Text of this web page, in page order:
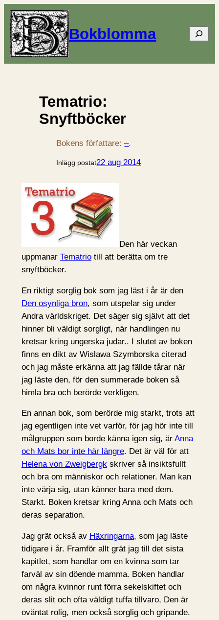
Bokblomma Sök
Tematrio:
Snyftböcker
Bokens författare:–.
Inlägg postat22 aug 2014
Den här veckan
uppmanar Tematriotill att berätta om tre
snyftböcker.
En riktigt sorglig bok som jag läst i år är den
Den osynliga bron, som utspelar sig under
Andra världskriget. Det säger sig självt att det
hinner bli väldigt sorgligt, när handlingen nu
kretsar kring ungerska judar.. I slutet av boken
finns en dikt av Wislawa Szymborska citerad
och jag måste erkänna att jag fällde tårar när
jag läste den, för den summerade boken så
himla bra och berörde verkligen.
En annan bok, som berörde mig starkt, trots att
jag egentligen inte vet varför, för jag hör inte till
målgruppen som borde känna igen sig, är Anna
och Mats bor inte här längre. Det är väl för att
Helena von Zweigbergkskriver så insiktsfullt
och bra om människor och relationer. Man kan
inte värja sig, utan känner bara med dem.
Starkt. Boken kretsar kring Anna och Mats och
deras separation.
Jag grät också av Häxringarna, som jag läste
tidigare i år. Framför allt grät jag till det sista
kapitlet, som handlar om en kvinna som tar
farväl av sin döende mamma. Boken handlar
om några kvinnor runt förra sekelskiftet och
deras slit och ofta väldigt tuffa tillvaro, Den är
oväntat rolig, men också sorglig och gripande.